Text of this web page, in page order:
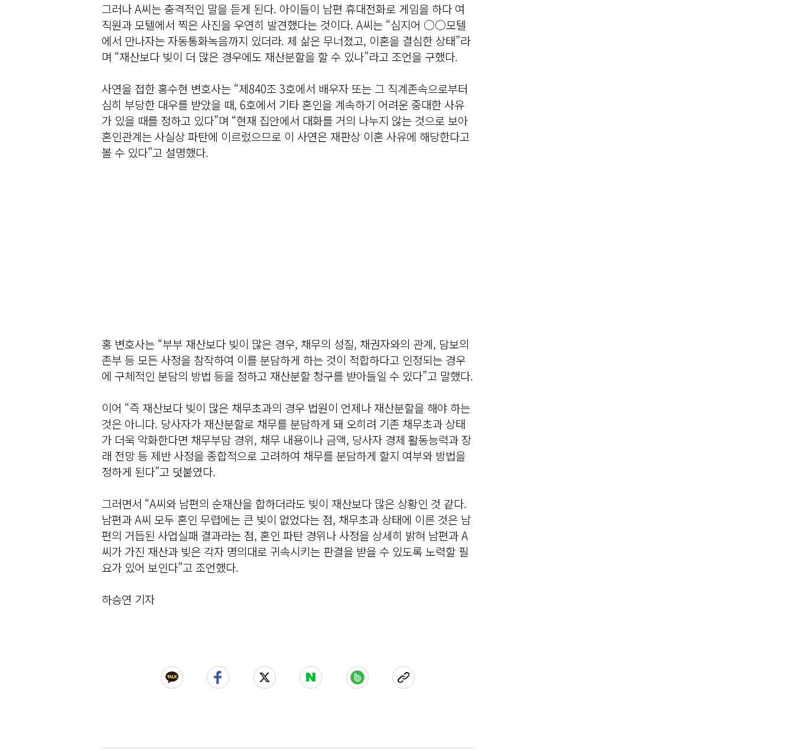
그러나 A씨는 충격적인 말을 듣게 된다. 아이들이 남편 휴대전화로 게임을 하다 여
직원과 모텔에서 찍은 사진을 우연히 발견했다는 것이다. A씨는 “심지어 ○○모텔
에서 만나자는 자동통화녹음까지 있더라. 제 삶은 무너졌고, 이혼을 결심한 상태”라
며 “재산보다 빚이 더 많은 경우에도 재산분할을 할 수 있나”라고 조언을 구했다.
사연을 접한 홍수현 변호사는 “제840조 3호에서 배우자 또는 그 직계존속으로부터
심히 부당한 대우를 받았을 때, 6호에서 기타 혼인을 계속하기 어려운 중대한 사유
가 있을 때를 정하고 있다”며 “현재 집안에서 대화를 거의 나누지 않는 것으로 보아
혼인관계는 사실상 파탄에 이르렀으므로 이 사연은 재판상 이혼 사유에 해당한다고
볼 수 있다”고 설명했다.
홍 변호사는 “부부 재산보다 빚이 많은 경우, 채무의 성질, 채권자와의 관계, 담보의
존부 등 모든 사정을 참작하여 이를 분담하게 하는 것이 적합하다고 인정되는 경우
에 구체적인 분담의 방법 등을 정하고 재산분할 청구를 받아들일 수 있다”고 말했다.
이어 “즉 재산보다 빚이 많은 채무초과의 경우 법원이 언제나 재산분할을 해야 하는
것은 아니다. 당사자가 재산분할로 채무를 분담하게 돼 오히려 기존 채무초과 상태
가 더욱 악화한다면 채무부담 경위, 채무 내용이나 금액, 당사자 경제 활동능력과 장
래 전망 등 제반 사정을 종합적으로 고려하여 채무를 분담하게 할지 여부와 방법을
정하게 된다”고 덧붙였다.
그러면서 “A씨와 남편의 순재산을 합하더라도 빚이 재산보다 많은 상황인 것 같다.
남편과 A씨 모두 혼인 무렵에는 큰 빚이 없었다는 점, 채무초과 상태에 이른 것은 남
편의 거듭된 사업실패 결과라는 점, 혼인 파탄 경위나 사정을 상세히 밝혀 남편과 A
씨가 가진 재산과 빚은 각자 명의대로 귀속시키는 판결을 받을 수 있도록 노력할 필
요가 있어 보인다”고 조언했다.
하승연 기자